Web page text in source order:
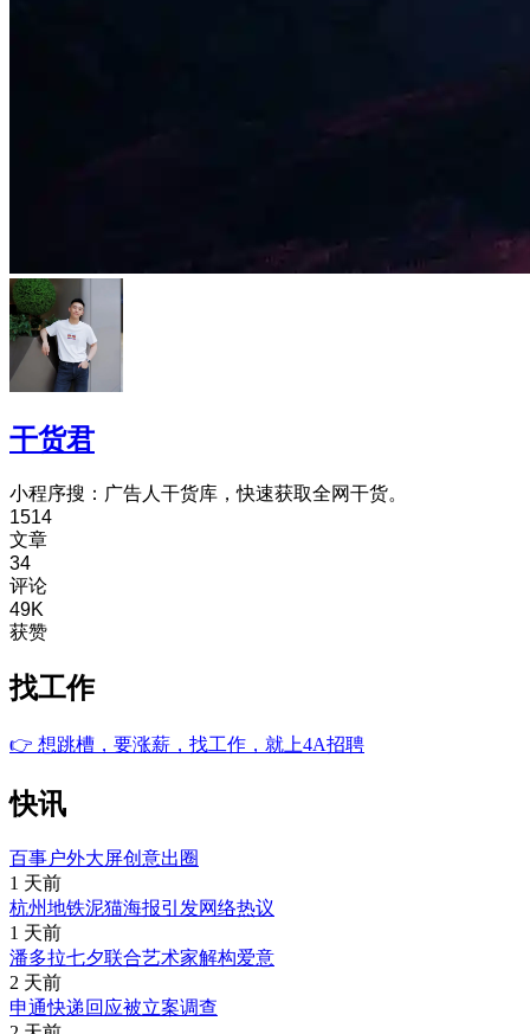
干货君
小程序搜：广告人干货库，快速获取全网干货。
1514
文章
34
评论
49K
获赞
找工作
👉 想跳槽，要涨薪，找工作，就上4A招聘
快讯
百事户外大屏创意出圈
1 天前
杭州地铁泥猫海报引发网络热议
1 天前
潘多拉七夕联合艺术家解构爱意
2 天前
申通快递回应被立案调查